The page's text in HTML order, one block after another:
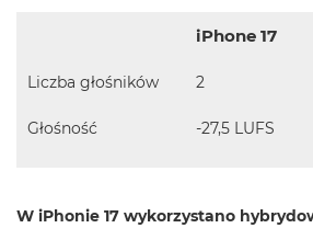
R
M
c
iPhone 17
Liczba głośników 2
Głośność -27,5 LUFS
W iPhonie 17 wykorzystano